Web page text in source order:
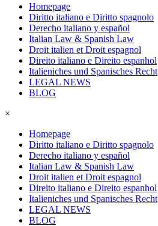
Homepage
Diritto italiano e Diritto spagnolo
Derecho italiano y español
Italian Law & Spanish Law
Droit italien et Droit espagnol
Direito italiano e Direito espanhol
Italieniches und Spanisches Recht
LEGAL NEWS
BLOG
×
Homepage
Diritto italiano e Diritto spagnolo
Derecho italiano y español
Italian Law & Spanish Law
Droit italien et Droit espagnol
Direito italiano e Direito espanhol
Italieniches und Spanisches Recht
LEGAL NEWS
BLOG